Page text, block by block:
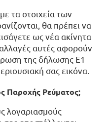
τα στοιχεία των
θα πρέπει να
ως νέα ακίνητα
αυτές αφορούν
της δήλωσης Ε1
σας εικόνα.
Παροχής Ρεύματος;
λογαριασμούς